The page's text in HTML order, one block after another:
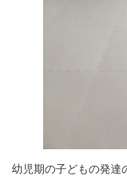
幼児期の子どもの発達